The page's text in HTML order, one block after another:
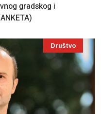
gradskog i
Društvo